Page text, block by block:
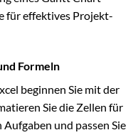
für effektives Projekt-
Formeln
beginnen Sie mit der
Sie die Zellen für
und passen Sie